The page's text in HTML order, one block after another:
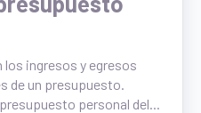
ingresos y egresos
de un presupuesto.
personal del...